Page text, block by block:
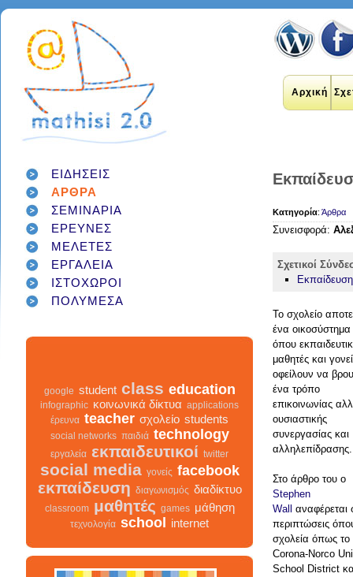
Αρχική
ΕΙΔΗΣΕΙΣ
ΑΡΘΡΑ
ΣΕΜΙΝΑΡΙΑ
ΕΡΕΥΝΕΣ
ΜΕΛΕΤΕΣ
ΕΡΓΑΛΕΙΑ
ΙΣΤΟΧΩΡΟΙ
ΠΟΛΥΜΕΣΑ
internet εκπαιδευτικοί
εκπαίδευση
διαδίκτυο μάθηση
σχολείο παιδιά
εργαλεία teacher
infographic class
κοινωνικά δίκτυα
social media
google student class education
infographic κοινωνικά δίκτυα
applications
teacher σχολείο students
παιδιά technology
εργαλεία εκπαιδευτικοί twitter
social media facebook
εκπαίδευση διαγωνισμός διαδίκτυο
μαθητές games μάθηση
school internet
Κατηγορία: Άρθρα
Συνεισφορά:
Σχετικοί
Το σχολείο
ένα οικοσύστημα
όπου
μαθητές και
οφείλουν να
ένα τρόπο
επικοινωνίας
ουσιαστικής
συνεργασίας και
Στο άρθρο του ο
Stephen
Wall αναφέρεται
περιπτώσεις
σχολεία όπως το
Corona-Norco
School District